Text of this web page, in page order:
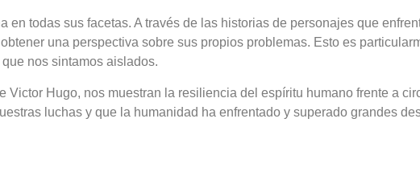
todas sus facetas. A través de las historias de personajes que
una perspectiva sobre sus propios problemas. Esto es
nos sintamos aislados.
Victor Hugo, nos muestran la resiliencia del espíritu humano frente a
luchas y que la humanidad ha enfrentado y superado grandes